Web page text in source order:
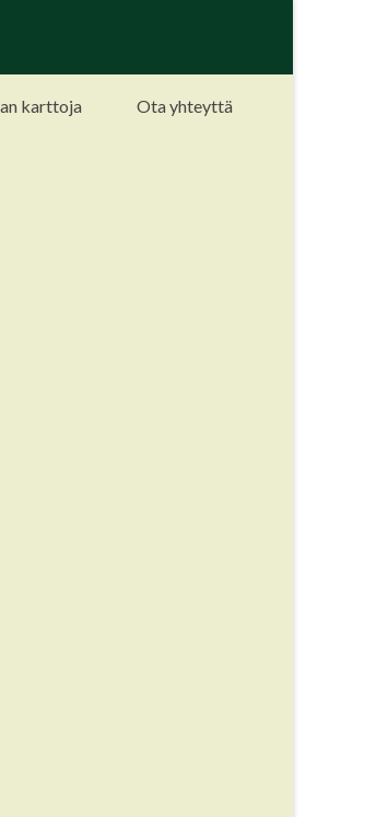
karttoja
Ota yhteyttä